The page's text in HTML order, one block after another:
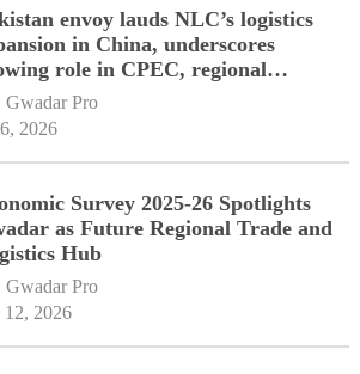
envoy lauds NLC’s logistics
in China, underscores
role in CPEC, regional
Gwadar Pro
2026
Survey 2025-26 Spotlights
as Future Regional Trade and
Hub
Gwadar Pro
12, 2026